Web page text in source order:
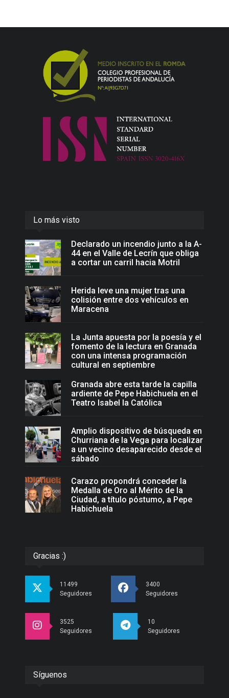
Lo más visto
Declarado un incendio junto a la A-
44 en el Valle de Lecrín que obliga
a cortar un carril hacia Motril
Herida leve una mujer tras una
colisión entre dos vehículos en
Maracena
La Junta apuesta por la poesía y el
fomento de la lectura en Granada
con una intensa programación
cultural en septiembre
Granada abre esta tarde la capilla
ardiente de Pepe Habichuela en el
Teatro Isabel la Católica
Amplio dispositivo de búsqueda en
Churriana de la Vega para localizar
a un vecino desaparecido desde el
sábado
Carazo propondrá conceder la
Medalla de Oro al Mérito de la
Ciudad, a título póstumo, a Pepe
Habichuela
Gracias :)
11499
Seguidores
3400
Seguidores
3525
Seguidores
10
Seguidores
Síguenos